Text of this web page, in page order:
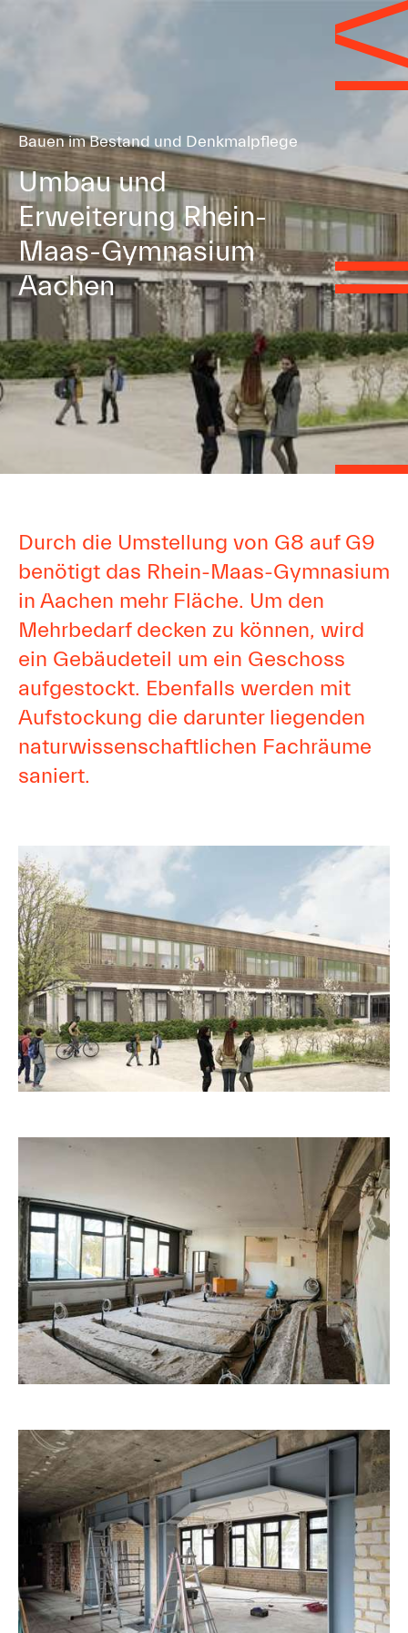
Bauen im Bestand und Denkmalpflege
Umbau und
Erweiterung Rhein-
Maas-Gymnasium
Aachen
Durch die Umstellung von G8 auf G9
benötigt das Rhein-Maas-Gymnasium
in Aachen mehr Fläche. Um den
Mehrbedarf decken zu können, wird
ein Gebäudeteil um ein Geschoss
aufgestockt. Ebenfalls werden mit
Aufstockung die darunter liegenden
naturwissenschaftlichen Fachräume
saniert.